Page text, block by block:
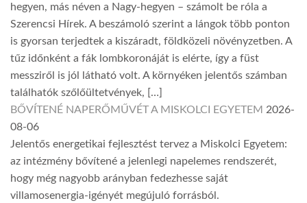
hegyen, más néven a Nagy-hegyen – számolt be róla a
Szerencsi Hírek. A beszámoló szerint a lángok több ponton
is gyorsan terjedtek a kiszáradt, földközeli növényzetben. A
tűz időnként a fák lombkoronáját is elérte, így a füst
messziről is jól látható volt. A környéken jelentős számban
találhatók szőlőültetvények, […]
BŐVÍTENÉ NAPERŐMŰVÉT A MISKOLCI EGYETEM 2026-
08-06
Jelentős energetikai fejlesztést tervez a Miskolci Egyetem:
az intézmény bővítené a jelenlegi napelemes rendszerét,
hogy még nagyobb arányban fedezhesse saját
villamosenergia-igényét megújuló forrásból.